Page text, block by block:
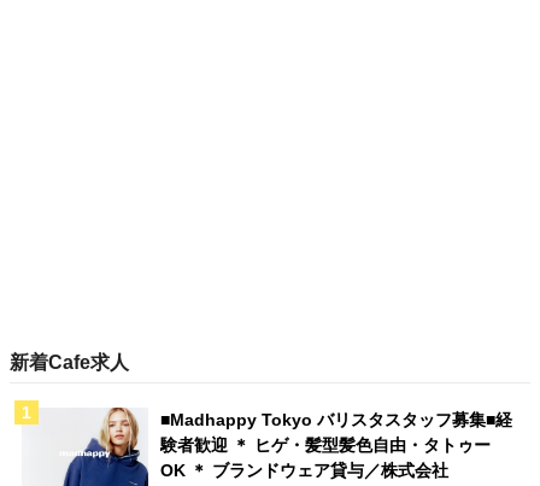
新着Cafe求人
■Madhappy Tokyo バリスタスタッフ募集■経
験者歓迎 ＊ ヒゲ・髪型髪色自由・タトゥー
OK ＊ ブランドウェア貸与／株式会社